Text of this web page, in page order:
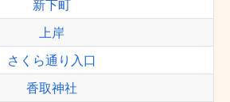
新下町
上岸
さくら通り入口
香取神社